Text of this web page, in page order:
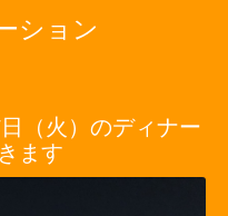
ション
（火）のディナー
ます